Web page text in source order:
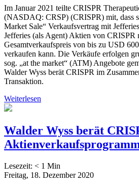
Im Januar 2021 teilte CRISPR
(NASDAQ: CRSP) (CRISPR) mit, dass
Market Sale“ Verkaufsvertrag mit
Jefferies (als Agent) Aktien von CRISPR
Gesamtverkaufspreis von bis zu USD
verkaufen kann. Die Verkäufe erfolgen
sog. „at the market“ (ATM) Angebote
Walder Wyss berät CRISPR im
Transaktion.
Weiterlesen
Walder Wyss berät
Lesezeit: < 1 Min
Freitag, 18. Dezember 2020